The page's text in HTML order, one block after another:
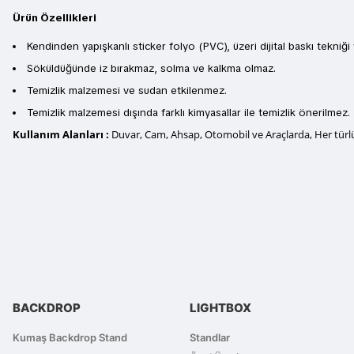
Ürün Özellikleri
Kendinden yapışkanlı sticker folyo (PVC), üzeri dijital baskı
Söküldüğünde iz bırakmaz, solma ve kalkma olmaz.
Temizlik malzemesi ve sudan etkilenmez.
Temizlik malzemesi dışında farklı kimyasallar ile temizlik önerilmez.
Kullanım Alanları : Duvar, Cam, Ahsap, Otomobil ve Araçlarda, Her
Ürün fiyatı diğer sitelerden daha pahalı.
Bu ürüne benzer farklı alternatifler olmalı.
BACKDROP
Kumaş Backdrop Stand
LIGHTBOX
Standlar